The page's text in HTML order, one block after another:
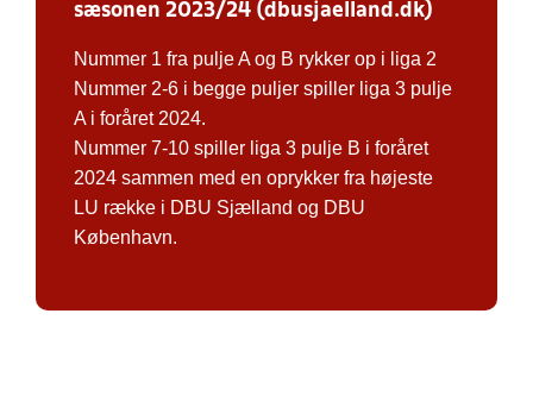
sæsonen 2023/24 (dbusjaelland.dk)
Nummer 1 fra pulje A og B rykker op i liga 2
Nummer 2-6 i begge puljer spiller liga 3 pulje
A i foråret 2024.
Nummer 7-10 spiller liga 3 pulje B i foråret
2024 sammen med en oprykker fra højeste
LU række i DBU Sjælland og DBU
København.